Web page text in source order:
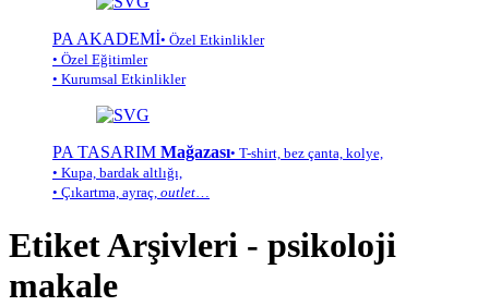
PA AKADEMİ• Özel Etkinlikler
• Özel Eğitimler
• Kurumsal Etkinlikler
PA TASARIM Mağazası• T-shirt, bez çanta, kolye,
• Kupa, bardak altlığı,
• Çıkartma, ayraç, outlet…
Etiket Arşivleri - psikoloji
makale